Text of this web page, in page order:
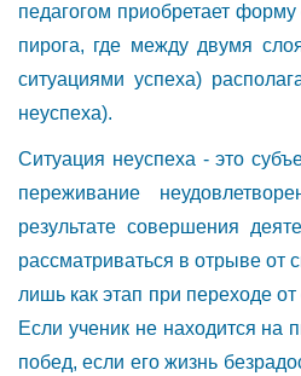
педагогом приобретает
пирога, где между двумя
ситуациями успеха)
неуспеха).
Ситуация неуспеха - это
переживание
результате совершения
рассматриваться в отрыве от
лишь как этап при переходе от
Если ученик не находится на
побед, если его жизнь